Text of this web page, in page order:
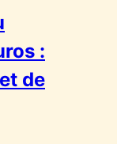
:
de